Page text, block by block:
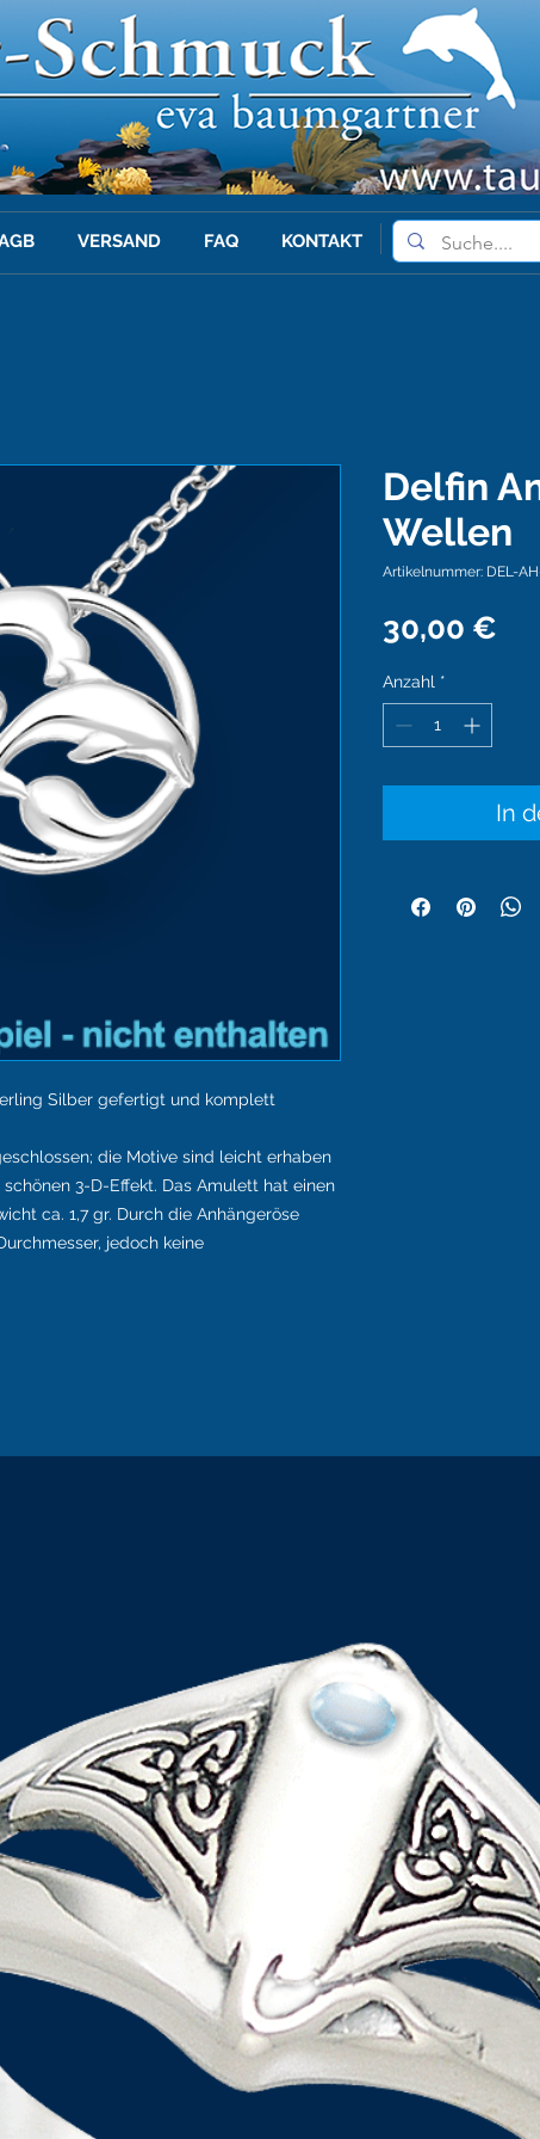
VERSAND FAQ KONTAKT
Silber gefertigt und komplett
die Motive sind leicht erhaben
3-D-Effekt. Das Amulett hat einen
ca. 1,7 gr. Durch die Anhängeröse
jedoch keine
Delfin
Wellen
Artikelnummer: DEL-
30,00 €
Anzahl *
In